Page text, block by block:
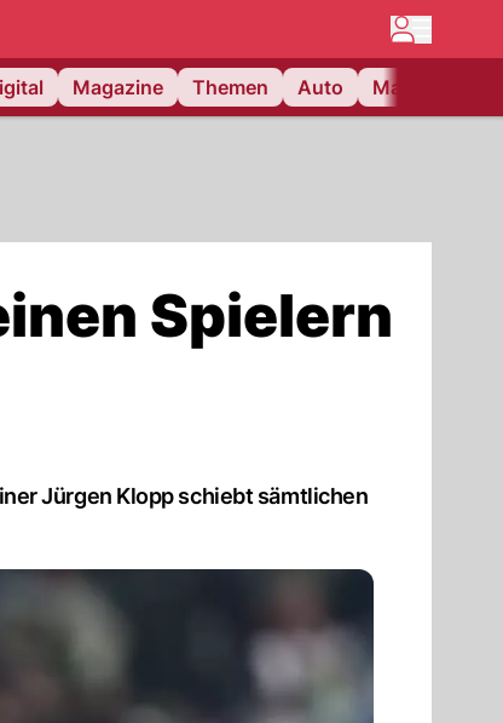
Magazine Themen Auto Matchcenter
Spielern
Jürgen Klopp schiebt sämtlichen